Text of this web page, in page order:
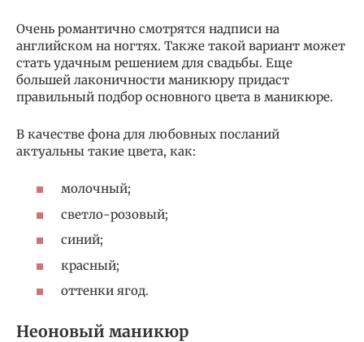
Очень романтично смотрятся надписи на
английском на ногтях. Также такой вариант может
стать удачным решением для свадьбы. Еще
большей лаконичности маникюру придаст
правильный подбор основного цвета в маникюре.
В качестве фона для любовных посланий
актуальны такие цвета, как:
молочный;
светло-розовый;
синий;
красный;
оттенки ягод.
Неоновый маникюр